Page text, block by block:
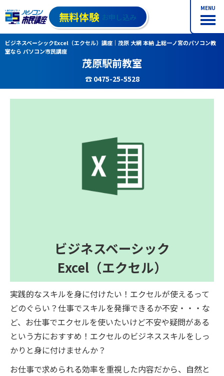
MENU
無料体験 お申し込み
ビジネスベーシックExcel（エクセル）講座｜茂原 大網 本納 上総一ノ宮のパソコン教
室なら パソコン市民講座
茂原駅前教室
☎ 0475-25-5528
ビジネスベーシック
Excel（エクセル）
実践的なスキルを身に付けたい！エクセルが使えるって
どのぐらい？仕事でスキルを発揮できるか不安・・・な
ど、お仕事でエクセルを使いたいけど不安や疑問がある
という方におすすめ！エクセルのビジネススキルをしっ
かりと身に付けませんか？
お仕事で求められる効率を重視した内容だから、自然と